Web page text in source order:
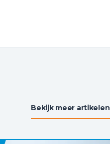
Bekijk meer artikelen